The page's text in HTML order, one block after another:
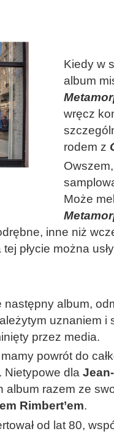
Kiedy w
album
wręcz
rodem z
Może
inne niż
płycie można
album,
uznaniem
przez media.
powrót do
Nietypowe dla
album razem ze
Rimbert’em.
od lat 80,